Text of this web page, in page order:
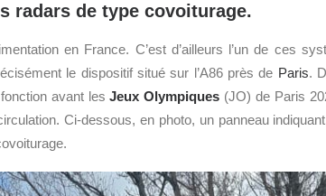
radars de type covoiturage.
en France. C’est d’ailleurs l’un de ces
le dispositif situé sur l’A86 près de Paris.
avant lesJeux Olympiques (JO) de Paris
Ci-dessous, en photo, un panneau